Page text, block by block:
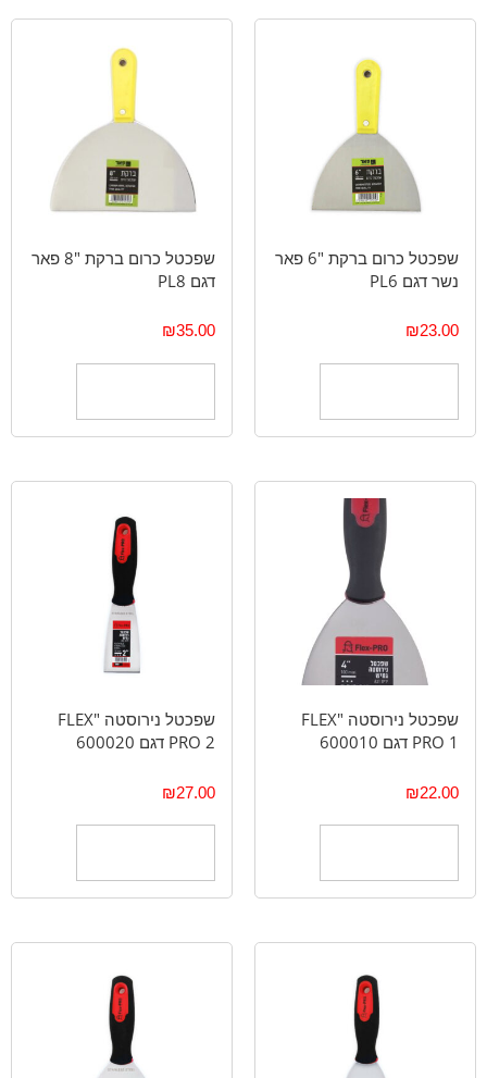
שפכטל כרום ברקת "6 פאר
נשר דגם PL6
₪23.00
שפכטל כרום ברקת "8 פאר
דגם PL8
₪35.00
שפכטל נירוסטה "FLEX
PRO 1 דגם 600010
₪22.00
שפכטל נירוסטה "FLEX
PRO 2 דגם 600020
₪27.00